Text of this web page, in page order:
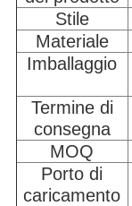
Stile
Materiale
Imballaggio
Termine di
consegna
MOQ
Porto di
caricamento